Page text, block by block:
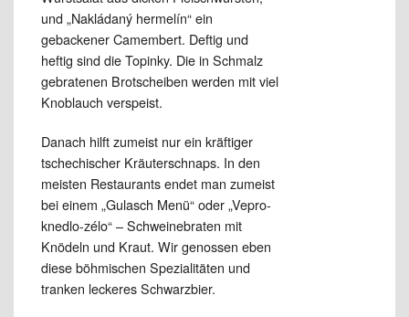
und „Nakládaný hermelín“ ein
gebackener Camembert. Deftig und
heftig sind die Topinky. Die in Schmalz
gebratenen Brotscheiben werden mit viel
Knoblauch verspeist.
Danach hilft zumeist nur ein kräftiger
tschechischer Kräuterschnaps. In den
meisten Restaurants endet man zumeist
bei einem „Gulasch Menü“ oder „Vepro-
knedlo-zélo“ – Schweinebraten mit
Knödeln und Kraut. Wir genossen eben
diese böhmischen Spezialitäten und
tranken leckeres Schwarzbier.